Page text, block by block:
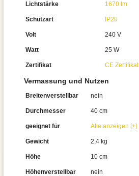
Lichtstärke 1670 lm
Schutzart IP20
Volt 240 V
Watt 25 W
Zertifikat CE Zertifikat
Vermassung und Nutzen
Breitenverstellbar nein
Durchmesser 40 cm
geeignet für Alle anzeigen [+]
Gewicht 2,4 kg
Höhe 10 cm
Höhenverstellbar nein